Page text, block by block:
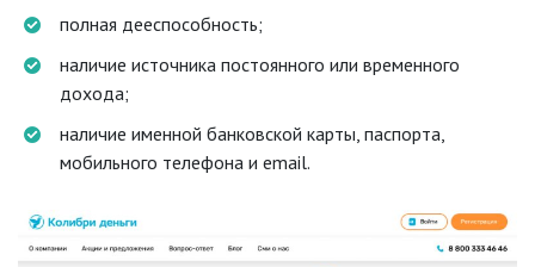
полная дееспособность;
наличие источника постоянного или временного
дохода;
наличие именной банковской карты, паспорта,
мобильного телефона и email.